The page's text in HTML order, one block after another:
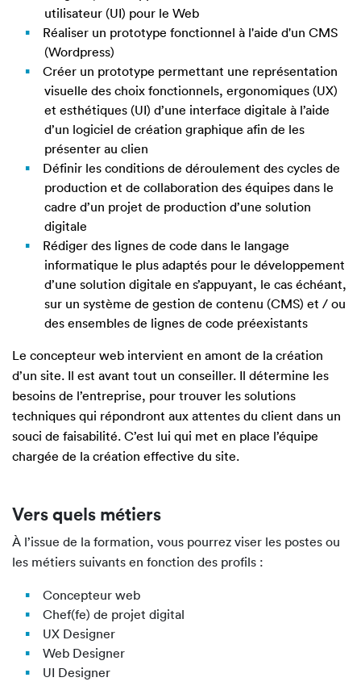
utilisateur (UI) pour le Web
Réaliser un prototype fonctionnel à l'aide d'un CMS
(Wordpress)
Créer un prototype permettant une représentation
visuelle des choix fonctionnels, ergonomiques (UX)
et esthétiques (UI) d’une interface digitale à l’aide
d’un logiciel de création graphique afin de les
présenter au clien
Définir les conditions de déroulement des cycles de
production et de collaboration des équipes dans le
cadre d’un projet de production d’une solution
digitale
Rédiger des lignes de code dans le langage
informatique le plus adaptés pour le développement
d’une solution digitale en s’appuyant, le cas échéant,
sur un système de gestion de contenu (CMS) et / ou
des ensembles de lignes de code préexistants
Le concepteur web intervient en amont de la création
d’un site. Il est avant tout un conseiller. Il détermine les
besoins de l’entreprise, pour trouver les solutions
techniques qui répondront aux attentes du client dans un
souci de faisabilité. C’est lui qui met en place l’équipe
chargée de la création effective du site.
Vers quels métiers
À l’issue de la formation, vous pourrez viser les postes ou
les métiers suivants en fonction des profils :
Concepteur web
Chef(fe) de projet digital
UX Designer
Web Designer
UI Designer